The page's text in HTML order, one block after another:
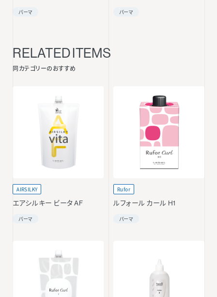
パーマ パーマ
RELATED ITEMS
同カテゴリーのおすすめ
AIRSILKY
エアシルキー ビータ AF
パーマ
Rufor
ルフォール カール H1
パーマ